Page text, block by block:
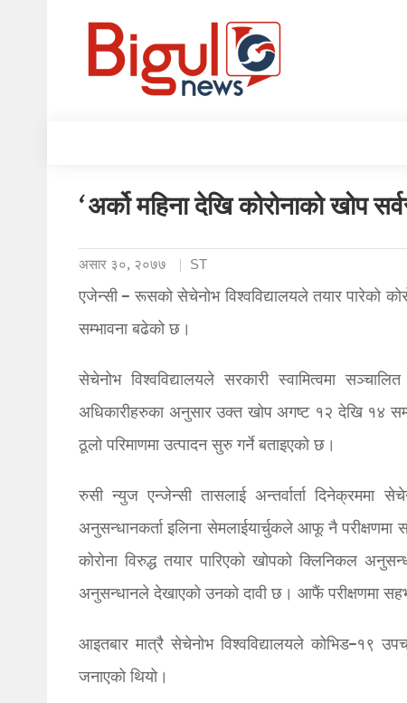
‘अर्को महिना देखि कोरोनाको खोप
असार ३०, २०७७ ST
एजेन्सी – रूसको सेचेनोभ विश्वविद्यालयले तयार पारेको
सम्भावना बढेको छ।
सेचेनोभ विश्वविद्यालयले सरकारी स्वामित्वमा
अधिकारीहरुका अनुसार उक्त खोप अगष्ट १२ देखि १४
ठूलो परिमाणमा उत्पादन सुरु गर्ने बताइएको छ।
रुसी न्युज एन्जेन्सी तासलाई अन्तर्वार्ता दिनेक्रममा
अनुसन्धानकर्ता इलिना सेमलाईयार्चुकले आफू नै
कोरोना विरुद्ध तयार पारिएको खोपको क्लिनिकल
अनुसन्धानले देखाएको उनको दावी छ। आफैं परीक्षणमा
आइतबार मात्रै सेचेनोभ विश्वविद्यालयले कोभिड–१९
जनाएको थियो।